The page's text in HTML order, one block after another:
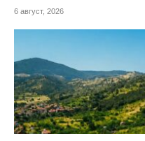
6 август, 2026